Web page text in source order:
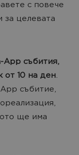
с повече
целевата
App събития,
от 10 на ден.
събитие,
ще има